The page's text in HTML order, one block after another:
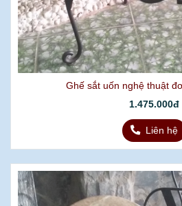
Ghế sắt uốn nghệ thuật
1.475.000đ
Liên hệ